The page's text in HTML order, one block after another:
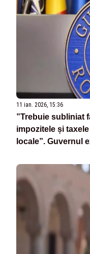
11 ian. 2026, 15:36
”Trebuie subliniat
impozitele și
locale”. Guvernul